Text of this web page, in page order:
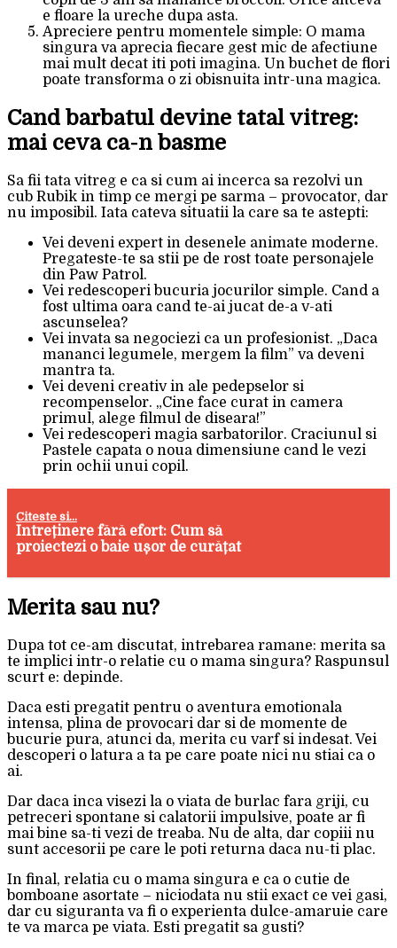
e floare la ureche dupa asta.
Apreciere pentru momentele simple: O mama
singura va aprecia fiecare gest mic de afectiune
mai mult decat iti poti imagina. Un buchet de flori
poate transforma o zi obisnuita intr-una magica.
Cand barbatul devine tatal vitreg:
mai ceva ca-n basme
Sa fii tata vitreg e ca si cum ai incerca sa rezolvi un
cub Rubik in timp ce mergi pe sarma – provocator, dar
nu imposibil. Iata cateva situatii la care sa te astepti:
Vei deveni expert in desenele animate moderne.
Pregateste-te sa stii pe de rost toate personajele
din Paw Patrol.
Vei redescoperi bucuria jocurilor simple. Cand a
fost ultima oara cand te-ai jucat de-a v-ati
ascunselea?
Vei invata sa negociezi ca un profesionist. „Daca
mananci legumele, mergem la film” va deveni
mantra ta.
Vei deveni creativ in ale pedepselor si
recompenselor. „Cine face curat in camera
primul, alege filmul de diseara!”
Vei redescoperi magia sarbatorilor. Craciunul si
Pastele capata o noua dimensiune cand le vezi
prin ochii unui copil.
Citeste si...
Întreținere fără efort: Cum să
proiectezi o baie ușor de curățat
Merita sau nu?
Dupa tot ce-am discutat, intrebarea ramane: merita sa
te implici intr-o relatie cu o mama singura? Raspunsul
scurt e: depinde.
Daca esti pregatit pentru o aventura emotionala
intensa, plina de provocari dar si de momente de
bucurie pura, atunci da, merita cu varf si indesat. Vei
descoperi o latura a ta pe care poate nici nu stiai ca o
ai.
Dar daca inca visezi la o viata de burlac fara griji, cu
petreceri spontane si calatorii impulsive, poate ar fi
mai bine sa-ti vezi de treaba. Nu de alta, dar copiii nu
sunt accesorii pe care le poti returna daca nu-ti plac.
In final, relatia cu o mama singura e ca o cutie de
bomboane asortate – niciodata nu stii exact ce vei gasi,
dar cu siguranta va fi o experienta dulce-amaruie care
te va marca pe viata. Esti pregatit sa gusti?